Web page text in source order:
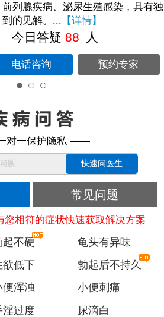
前列腺疾病、泌尿生殖感染，具有独
到的见解。... 【详情】
今日答疑 88 人
电话咨询 预约专家
一保护隐私 ——
快速问医生
常见问题
您相符的症状快速获取解决方案
起不硬
龟头有异味
欲低下
勃起后不持久
便浑浊
小便刺痛
淫过度
尿滴白